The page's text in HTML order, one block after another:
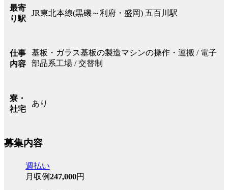
最寄
り駅
JR東北本線(黒磯～利府・盛岡) 五百川駅
仕事
内容
基板・ガラス基板の製造マシンの操作・運搬 / 電子
部品系工場 / 交替制
寮・
社宅
あり
募集内容
週払い
月収例247,000円